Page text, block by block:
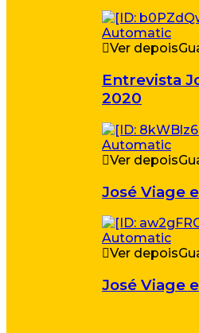
Ver depois
Entrevista
2020
Ver depois
José Viage
Ver depois
José Viage